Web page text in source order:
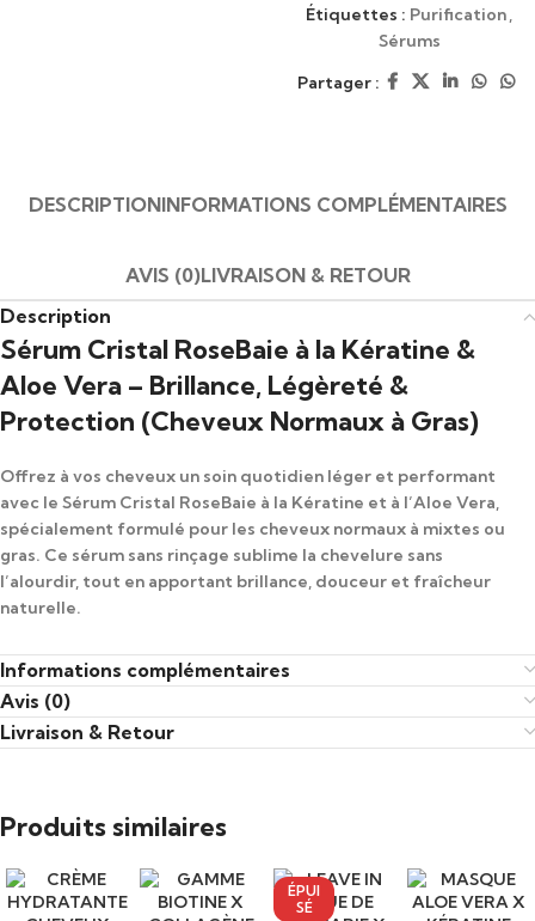
Étiquettes : Purification,
Sérums
Partager :
DESCRIPTIONINFORMATIONS COMPLÉMENTAIRES
AVIS (0)LIVRAISON & RETOUR
Description
Sérum Cristal RoseBaie à la Kératine &
Aloe Vera – Brillance, Légèreté &
Protection (Cheveux Normaux à Gras)
Offrez à vos cheveux un soin quotidien léger et performant
avec le Sérum Cristal RoseBaie à la Kératine et à l’Aloe Vera,
spécialement formulé pour les cheveux normaux à mixtes ou
gras. Ce sérum sans rinçage sublime la chevelure sans
l’alourdir, tout en apportant brillance, douceur et fraîcheur
naturelle.
Enrichi enkératine fortifianteet enaloe vera hydratant, il
protège les longueurs desagressions extérieures(pollution,
chaleur, humidité) tout au long de la journée. Idéal pour un
usage quotidien, même plusieurs fois par jour, pour une
Bénéfices clés :
Apporte éclat et brillance naturelle
Informations complémentaires
Avis (0)
Livraison & Retour
Produits similaires
ÉPUI
SÉ